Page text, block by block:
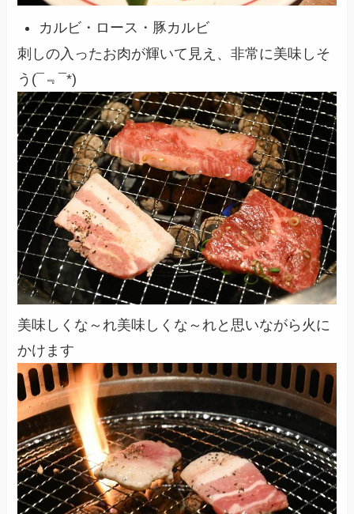
カルビ・ロース・豚カルビ
刺しの入ったお肉が輝いて見え、非常に美味しそ
う (¯﹃¯*)
美味しくな～れ美味しくな～れと思いながら火に
かけます